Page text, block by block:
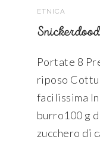
ETNICA
Portate 8
riposo
facilissima
burro100 g
zucchero di